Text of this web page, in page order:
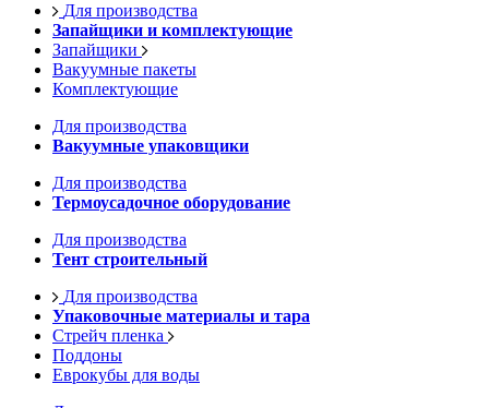
Для производства
Запайщики и комплектующие
Запайщики
Вакуумные пакеты
Комплектующие
Для производства
Вакуумные упаковщики
Для производства
Термоусадочное оборудование
Для производства
Тент строительный
Для производства
Упаковочные материалы и тара
Стрейч пленка
Поддоны
Еврокубы для воды